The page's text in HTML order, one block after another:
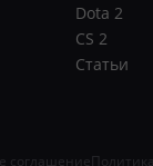
Dota 2
CS 2
Статьи
соглашение